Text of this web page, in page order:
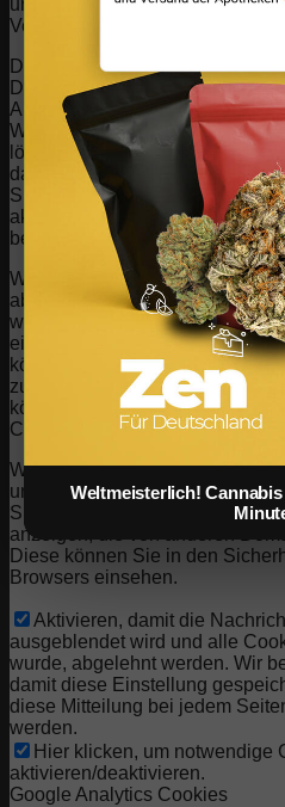
unserer Webseite verfügbaren
Verfügung zu stellen.
Da diese Cookies für die auf
Dienste und Funktionen
Ablehnung Auswirkungen auf
Webseite. Sie können Cookies
löschen, indem Sie Ihre
das Blockieren aller Cookies
Sie werden jedoch immer
akzeptieren / abzulehnen, wenn
besuchen.
Wir respektieren es voll und
ablehnen möchten. Um zu
wieder nach Cookies gefragt
einen Cookie für Ihre
können sich jederzeit abmelden
zulassen, um unsere Dienste
können. Wenn Sie Cookies
Cookies auf unserer Domain
Wir stellen Ihnen eine Liste der
unserer Domain gespeicherten
Sicherheitsgründen können wie
anzeigen, die von anderen
Diese können Sie in den
Browsers einsehen.
Aktivieren, damit die
ausgeblendet wird und alle
wurde, abgelehnt werden. Wir
damit diese Einstellung
diese Mitteilung bei jedem
werden.
Hier klicken, um notwendige
aktivieren/deaktivieren.
Google Analytics Cookies
Weltmeisterlich!